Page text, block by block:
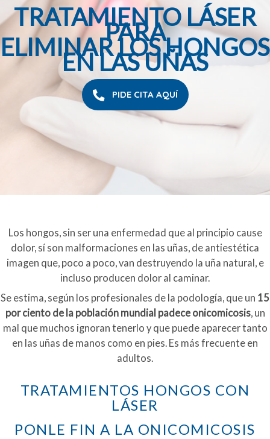
TRATAMIENTO LÁSER
PARA
ELIMINAR LOS HONGOS
EN LAS UÑAS
PIDE CITA AQUÍ
Los hongos, sin ser una enfermedad que al principio cause
dolor, sí son malformaciones en las uñas, de antiestética
imagen que, poco a poco, van destruyendo la uña natural, e
incluso producen dolor al caminar.
Se estima, según los profesionales de la podología, que un 15
por ciento de la población mundial padece onicomicosis, un
mal que muchos ignoran tenerlo y que puede aparecer tanto
en las uñas de manos como en pies. Es más frecuente en
adultos.
TRATAMIENTOS HONGOS CON
LÁSER
PONLE FIN A LA ONICOMICOSIS